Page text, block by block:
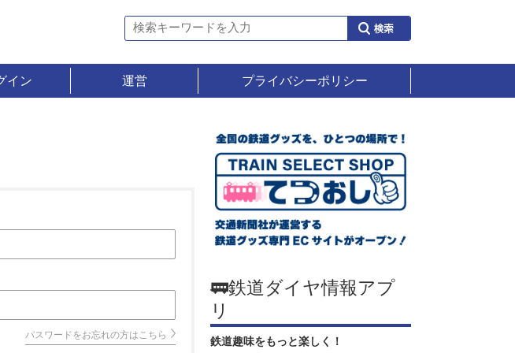
イン 運営 プライバシーポリシー
パスワードをお忘れの方はこちら
🚃鉄道ダイヤ情報アプ
リ
鉄道趣味をもっと楽しく！